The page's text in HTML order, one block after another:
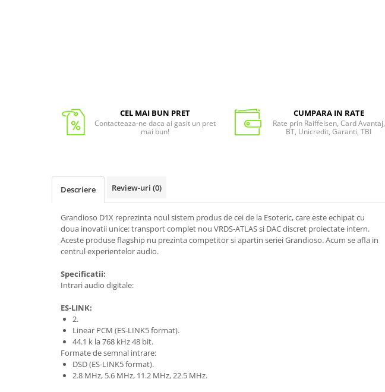
CEL MAI BUN PRET
Contacteaza-ne daca ai gasit un pret
mai bun!
CUMPARA IN RATE
Rate prin Raiffeisen, Card Avantaj,
BT, Unicredit, Garanti, TBI
Descriere Review-uri (0)
Grandioso D1X reprezinta noul sistem produs de cei de la Esoteric, care este echipat cu
doua inovatii unice: transport complet nou VRDS-ATLAS si DAC discret proiectate intern.
Aceste produse flagship nu prezinta competitor si apartin seriei Grandioso. Acum se afla in
centrul experientelor audio.
Specificatii:
Intrari audio digitale:
ES-LINK:
2.
Linear PCM (ES-LINK5 format).
44.1 k la 768 kHz 48 bit.
Formate de semnal intrare:
DSD (ES-LINK5 format).
2.8 MHz, 5.6 MHz, 11.2 MHz, 22.5 MHz.